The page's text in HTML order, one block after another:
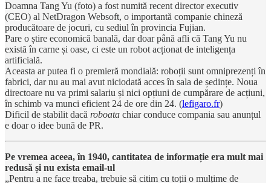
Doamna Tang Yu (foto) a fost numită recent director executiv
(CEO) al NetDragon Websoft, o importantă companie chineză
producătoare de jocuri, cu sediul în provincia Fujian.
Pare o știre economică banală, dar doar până afli că Tang Yu nu
există în carne și oase, ci este un robot acționat de inteligența
artificială.
Aceasta ar putea fi o premieră mondială: roboții sunt omniprezenți în
fabrici, dar nu au mai avut niciodată acces în sala de ședințe. Noua
directoare nu va primi salariu și nici opțiuni de cumpărare de acțiuni,
în schimb va munci eficient 24 de ore din 24. (lefigaro.fr)
Dificil de stabilit dacă roboata chiar conduce compania sau anunțul
e doar o idee bună de PR.
Pe vremea aceea, în 1940, cantitatea de informație era mult mai
redusă și nu exista email-ul
„Pentru a ne face treaba, trebuie să citim cu toții o mulțime de